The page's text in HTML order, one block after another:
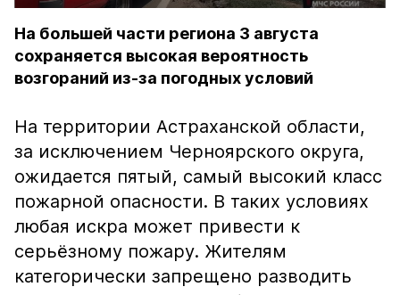
На большей части региона 3 августа
сохраняется высокая вероятность
возгораний из-за погодных условий
На территории Астраханской области,
за исключением Черноярского округа,
ожидается пятый, самый высокий класс
пожарной опасности. В таких условиях
любая искра может привести к
серьёзному пожару. Жителям
категорически запрещено разводить